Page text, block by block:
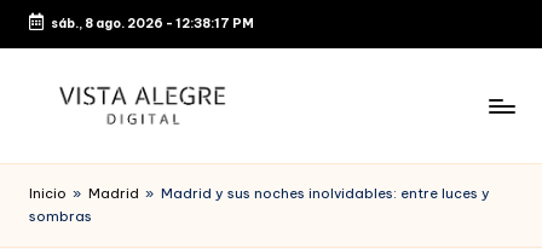
Saltar
contenido
sáb., 8 ago. 2026 - 12:38:17 PM
Inicio » Madrid » Madrid y sus noches inolvidables: entre luces y
sombras